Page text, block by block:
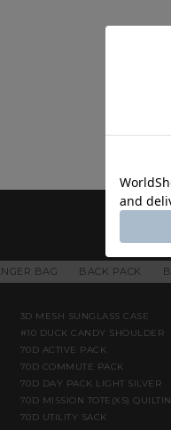
BAG BACK PACK
3D MESH SUNGLASS CASE
#10 DUCK CANDY SHOULDER
70D ACTIVE PACK
70D COMMUTE PACK
70D DAY PACK LIGHT SILVER
70D MISSION TOTE(XS)
70D UTILITY SACK